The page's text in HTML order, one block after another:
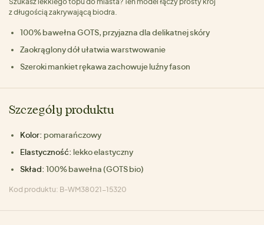
z długością zakrywającą biodra.
100% bawełna GOTS, przyjazna dla delikatnej skóry
Zaokrąglony dół ułatwia warstwowanie
Szeroki mankiet rękawa zachowuje luźny fason
Szczegóły produktu
Kolor: pomarańczowy
Elastyczność: lekko elastyczny
Skład: 100% bawełna (GOTS bio)
Kod produktu: B-WM38021-15320